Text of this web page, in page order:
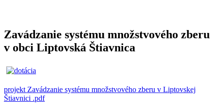
Zavádzanie systému množstvového zberu
v obci Liptovská Štiavnica
projekt Zavádzanie systému množstvového zberu v Liptovskej
Štiavnici .pdf